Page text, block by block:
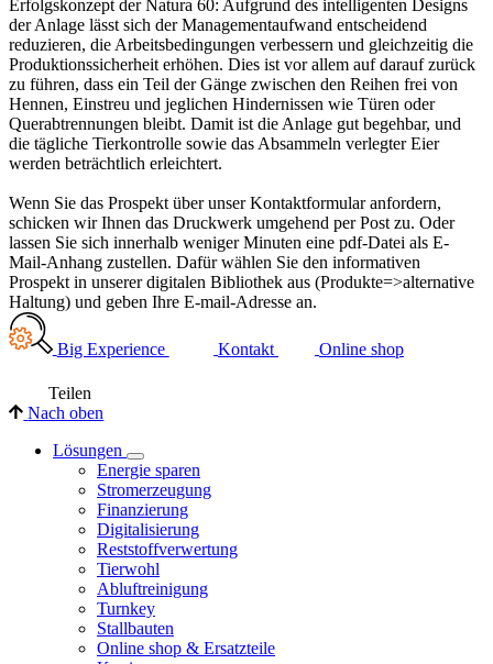
Erfolgskonzept der Natura 60: Aufgrund des intelligenten Designs
der Anlage lässt sich der Managementaufwand entscheidend
reduzieren, die Arbeitsbedingungen verbessern und gleichzeitig die
Produktionssicherheit erhöhen. Dies ist vor allem auf darauf zurück
zu führen, dass ein Teil der Gänge zwischen den Reihen frei von
Hennen, Einstreu und jeglichen Hindernissen wie Türen oder
Querabtrennungen bleibt. Damit ist die Anlage gut begehbar, und
die tägliche Tierkontrolle sowie das Absammeln verlegter Eier
werden beträchtlich erleichtert.
Wenn Sie das Prospekt über unser Kontaktformular anfordern,
schicken wir Ihnen das Druckwerk umgehend per Post zu. Oder
lassen Sie sich innerhalb weniger Minuten eine pdf-Datei als E-
Mail-Anhang zustellen. Dafür wählen Sie den informativen
Prospekt in unserer digitalen Bibliothek aus (Produkte=>alternative
Haltung) und geben Ihre E-mail-Adresse an.
Big Experience Kontakt Online shop
Teilen
Nach oben
Lösungen
Energie sparen
Stromerzeugung
Finanzierung
Digitalisierung
Reststoffverwertung
Tierwohl
Abluftreinigung
Turnkey
Stallbauten
Online shop & Ersatzteile